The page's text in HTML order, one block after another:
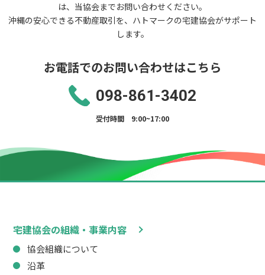
は、当協会までお問い合わせください。
沖縄の安心できる不動産取引を、ハトマークの宅建協会がサポート
します。
お電話でのお問い合わせはこちら
098-861-3402
受付時間 9:00~17:00
宅建協会の組織・事業内容
協会組織について
沿革